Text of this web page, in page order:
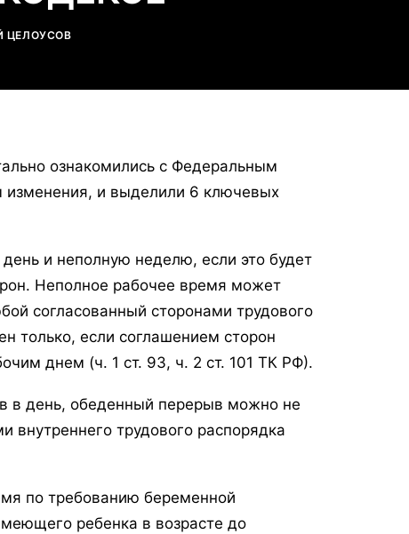
ЦЕЛОУСОВ
ознакомились с Федеральным
и выделили 6 ключевых
и неполную неделю, если это будет
Неполное рабочее время может
согласованный сторонами трудового
только, если соглашением сторон
днем (ч. 1 ст. 93, ч. 2 ст. 101 ТК РФ).
в день, обеденный перерыв можно не
внутреннего трудового распорядка
по требованию беременной
ребенка в возрасте до